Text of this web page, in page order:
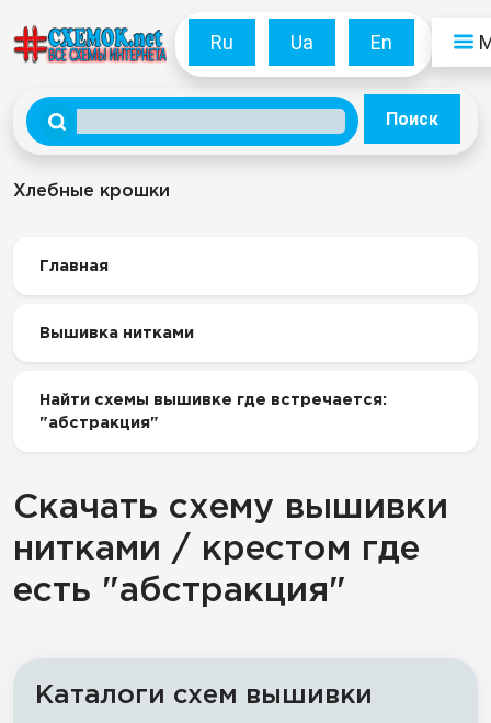
Ru Ua En
Поиск
Хлебные крошки
Главная
Вышивка нитками
Найти схемы вышивке где встречается:
"абстракция"
Скачать схему вышивки
нитками / крестом где
есть "абстракция"
Каталоги схем вышивки